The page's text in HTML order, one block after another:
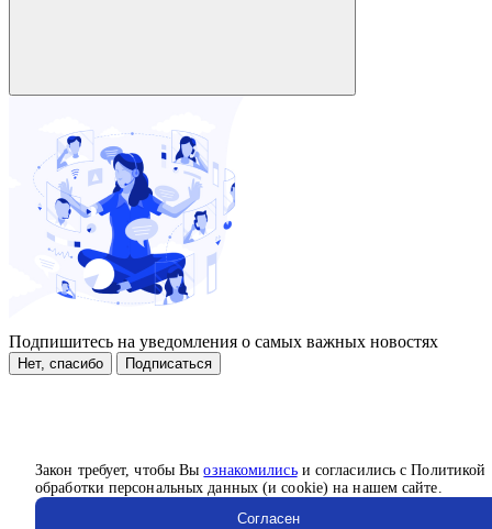
Закон требует, чтобы Выознакомилисьи согласились с Политикой
обработки персональных данных (и cookie) на нашем сайте.
Согласен
Подпишитесь на уведомления о самых важных новостях
Нет, спасибо Подписаться